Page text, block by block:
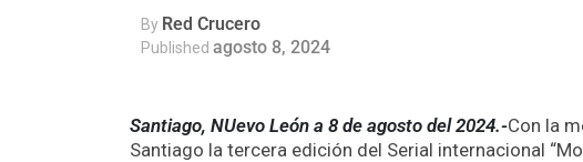
By Red Crucero
Published agosto 8, 2024
Santiago, NUevo León a 8 de agosto del 2024.-Con la
Santiago la tercera edición del Serial internacional